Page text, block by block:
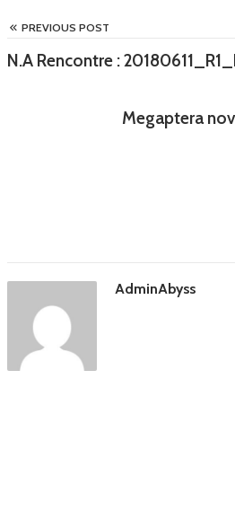
PREVIOUS POST
N.A Rencontre :
Megaptera
AdminAbyss